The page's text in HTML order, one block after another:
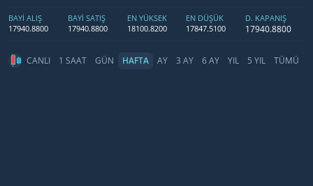
BAYİ ALIŞ
17940.8800
BAYİ SATIŞ
17940.8800
EN YÜKSEK
18100.8200
EN DÜŞÜK
17847.5100
D. KAPANIŞ
17940.8800
CANLI 1 SAAT GÜN HAFTA AY 3 AY 6 AY YIL 5 YIL TÜMÜ